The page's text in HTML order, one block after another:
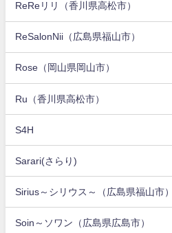
ReReリリ（香川県高松市）
ReSalonNii（広島県福山市）
Rose（岡山県岡山市）
Ru（香川県高松市）
S4H
Sarari(さらり)
Sirius～シリウス～（広島県福山市）
Soin～ソワン（広島県広島市）